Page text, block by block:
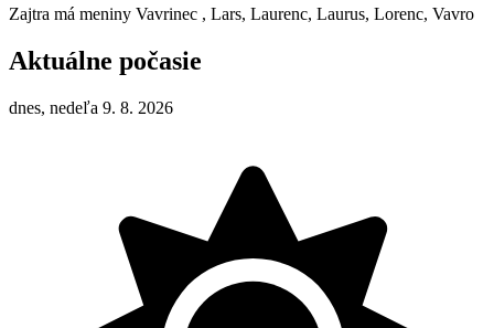
Zajtra má meniny Vavrinec , Lars, Laurenc, Laurus, Lorenc, Vavro
Aktuálne počasie
dnes, nedeľa 9. 8. 2026